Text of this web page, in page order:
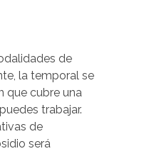
de
la temporal se
que cubre una
trabajar.
de
será